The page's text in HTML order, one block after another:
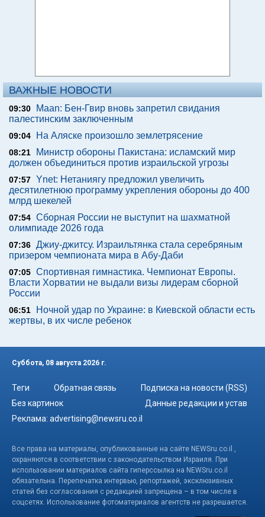
ВАЖНЫЕ НОВОСТИ
09:30
Maan: Бен-Гвир вновь запретил свидания
палестинским заключенным
09:04 На Аляске произошло землетрясение
08:21
Министр обороны Пакистана: исламский мир
должен объединиться против израильской угрозы
07:57 Ynet: Нетаниягу предложил увеличить
десятилетнюю программу укрепления обороны до 400
млрд шекелей
07:54 Сборная России не выступит на шахматной
олимпиаде 2026 года
07:36 Джиу-джитсу. Израильтянка стала серебряным
призером чемпионата мира в Абу-Даби
07:05 Спортивная гимнастика. Чемпионат Европы.
Власти Хорватии не выдали визы лидерам сборной
России
06:51
Ночной удар по Украине: в Киевской области есть
жертвы, в их числе ребенок
Суббота, 08 августа 2026 г.
Теги Обратная связь
Подписка на новости (RSS)
Без картинок
Данные редакции и устав
Реклама: advertising@newsru.co.il
Все права на материалы, опубликованные на сайте NEWSru.co.il ,
охраняются в соответствии с законодательством Израиля. При
использовании материалов сайта гиперссылка на NEWSru.co.il
обязательна. Перепечатка интервью, репортажей, эксклюзивных
статей без согласования с редакцией запрещена – в том числе в
соцсетях. Использование фотоматериалов агентств не разрешается.